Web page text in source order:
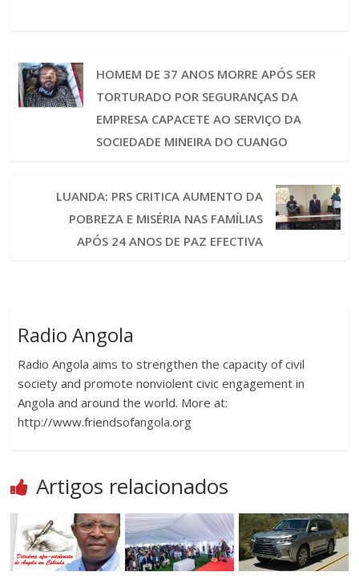
HOMEM DE 37 ANOS MORRE APÓS SER
TORTURADO POR SEGURANÇAS DA
EMPRESA CAPACETE AO SERVIÇO DA
SOCIEDADE MINEIRA DO CUANGO
LUANDA: PRS CRITICA AUMENTO DA
POBREZA E MISÉRIA NAS FAMÍLIAS
APÓS 24 ANOS DE PAZ EFECTIVA
Radio Angola
Radio Angola aims to strengthen the capacity of civil
society and promote nonviolent civic engagement in
Angola and around the world. More at:
http://www.friendsofangola.org
Artigos relacionados